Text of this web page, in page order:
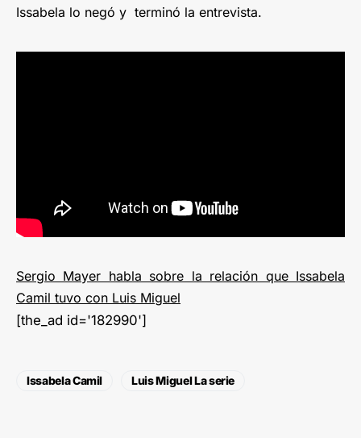
Issabela lo negó y terminó la entrevista.
Sergio Mayer habla sobre la relación que Issabela
Camil tuvo con Luis Miguel
[the_ad id='182990']
Issabela Camil Luis Miguel La serie